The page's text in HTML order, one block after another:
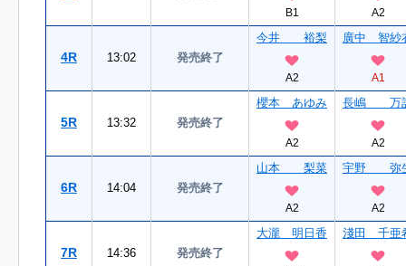
B1 A2
4R 13:02 発売終了
今井 裕梨
A2
廣中 智紗
A1
5R 13:32 発売終了
櫻本 あゆみ
A2
長嶋 万
A2
6R 14:04 発売終了
山本 梨菜
A2
宇野 弥
A2
7R 14:36 発売終了
大瀧 明日香 淺田 千亜